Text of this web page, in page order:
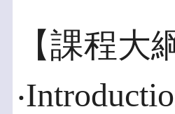
【課程大